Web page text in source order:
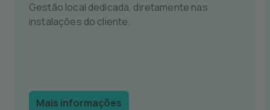
Gestão local dedicada, diretamente nas
instalações do cliente.
Mais informações